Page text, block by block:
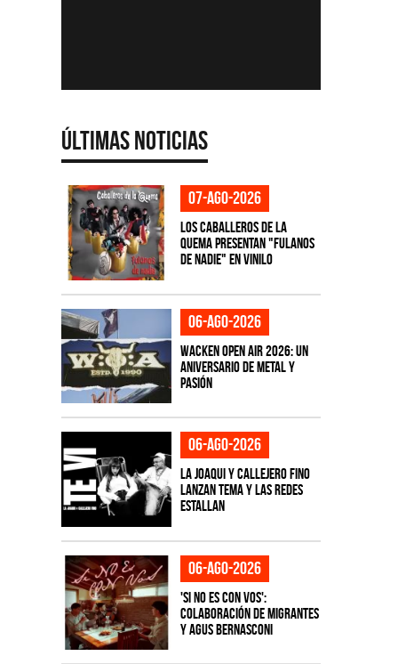
Últimas Noticias
07-ago-2026
Los Caballeros de la
Quema presentan "Fulanos
de Nadie" en vinilo
06-ago-2026
Wacken Open Air 2026: Un
aniversario de metal y
pasión
06-ago-2026
La Joaqui y Callejero Fino
lanzan tema y las redes
estallan
06-ago-2026
'Si No Es Con Vos':
colaboración de Migrantes
y Agus Bernasconi